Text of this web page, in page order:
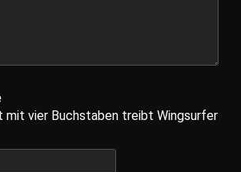
mit vier Buchstaben treibt Wingsurfer